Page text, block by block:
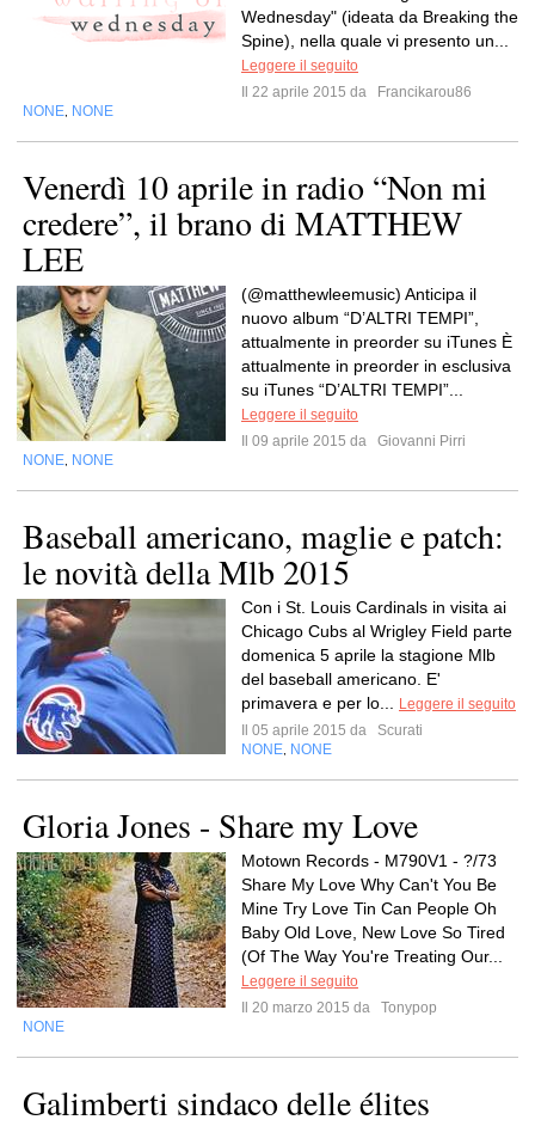
Wednesday" (ideata da Breaking the
Spine), nella quale vi presento un...
Leggere il seguito
Il 22 aprile 2015 da
Francikarou86
NONE NONE
Venerdì 10 aprile in radio “Non mi
credere”, il brano di MATTHEW
LEE
(@matthewleemusic) Anticipa il
nuovo album “D’ALTRI TEMPI”,
attualmente in preorder su iTunes È
attualmente in preorder in esclusiva
su iTunes “D’ALTRI TEMPI”...
Leggere il seguito
Il 09 aprile 2015 da
Giovanni Pirri
NONE NONE
Baseball americano, maglie e patch:
le novità della Mlb 2015
Con i St. Louis Cardinals in visita ai
Chicago Cubs al Wrigley Field parte
domenica 5 aprile la stagione Mlb
del baseball americano. E'
primavera e per lo...
Leggere il seguito
Il 05 aprile 2015 da
Scurati
NONE NONE
Gloria Jones - Share my Love
Motown Records - M790V1 - ?/73
Share My Love Why Can't You Be
Mine Try Love Tin Can People Oh
Baby Old Love, New Love So Tired
(Of The Way You're Treating Our...
Leggere il seguito
Il 20 marzo 2015 da
Tonypop
NONE
Galimberti sindaco delle élites